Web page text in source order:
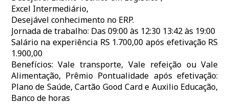
Excel Intermediário,
Desejável conhecimento no ERP.
Jornada de trabalho: Das 09:00 às 12:30 13:42 às 19:00
Salário na experiência RS 1.700,00 após efetivação RS
1.900,00
Benefícios: Vale transporte, Vale refeição ou Vale
Alimentação, Prêmio Pontualidade após efetivação:
Plano de Saúde, Cartão Good Card e Auxilio Educação,
Banco de horas